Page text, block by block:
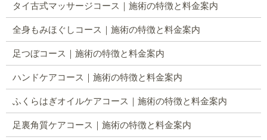
タイ古式マッサージコース｜施術の特徴と料金案内
全身もみほぐしコース｜施術の特徴と料金案内
足つぼコース｜施術の特徴と料金案内
ハンドケアコース｜施術の特徴と料金案内
ふくらはぎオイルケアコース｜施術の特徴と料金案内
足裏角質ケアコース｜施術の特徴と料金案内